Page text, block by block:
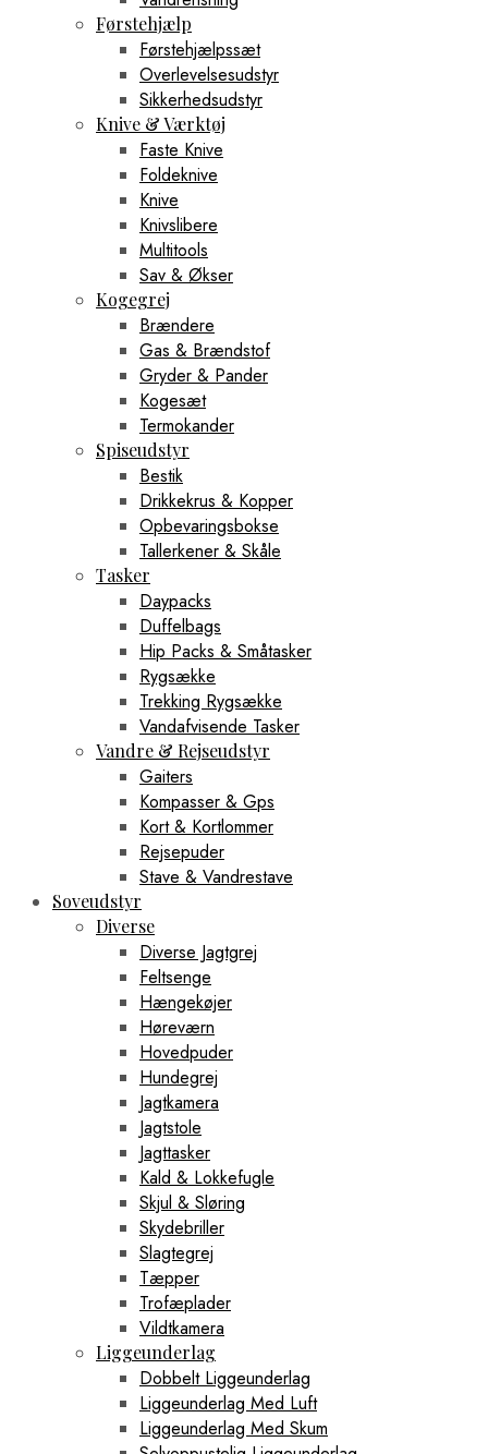
Førstehjælp
Førstehjælpssæt
Overlevelsesudstyr
Sikkerhedsudstyr
Knive & Værktøj
Faste Knive
Foldeknive
Knive
Knivslibere
Multitools
Sav & Økser
Kogegrej
Brændere
Gas & Brændstof
Gryder & Pander
Kogesæt
Termokander
Spiseudstyr
Bestik
Drikkekrus & Kopper
Opbevaringsbokse
Tallerkener & Skåle
Tasker
Daypacks
Duffelbags
Hip Packs & Småtasker
Rygsække
Trekking Rygsække
Vandafvisende Tasker
Vandre & Rejseudstyr
Gaiters
Kompasser & Gps
Kort & Kortlommer
Rejsepuder
Stave & Vandrestave
Soveudstyr
Diverse
Diverse Jagtgrej
Feltsenge
Hængekøjer
Høreværn
Hovedpuder
Hundegrej
Jagtkamera
Jagtstole
Jagttasker
Kald & Lokkefugle
Skjul & Sløring
Skydebriller
Slagtegrej
Tæpper
Trofæplader
Vildtkamera
Liggeunderlag
Dobbelt Liggeunderlag
Liggeunderlag Med Luft
Liggeunderlag Med Skum